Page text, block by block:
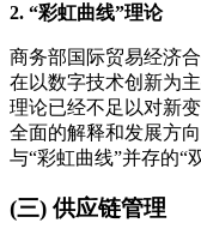
2. “彩虹曲线”理论
商务部国际贸易经济
在以数字技术创新为
理论已经不足以对新
全面的解释和发展方
与“彩虹曲线”并存的“
(三) 供应链管理